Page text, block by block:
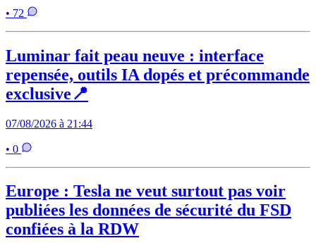
• 72
Luminar fait peau neuve : interface
repensée, outils IA dopés et précommande
exclusive📍
07/08/2026 à 21:44
• 0
Europe : Tesla ne veut surtout pas voir
publiées les données de sécurité du FSD
confiées à la RDW